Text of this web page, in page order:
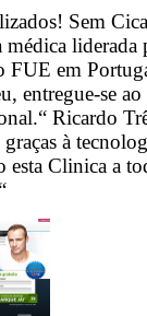
Sem
liderada
FUE em
entregue-se
Ricardo
à
esta Clinica a